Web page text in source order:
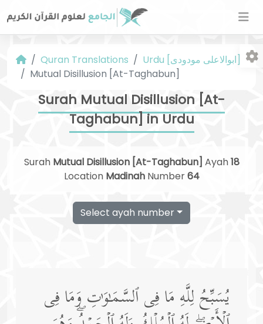
Quran Translations
Urdu [ابوالاعلی مودودی]
Mutual Disillusion [At-Taghabun]
Surah Mutual Disillusion [At-
Taghabun] in Urdu
Surah Mutual Disillusion [At-Taghabun] Ayah18
Location MadinahNumber64
Select ayah number
یُسَبِّحُ لِلَّهِ مَا فِی ٱلسَّمَـٰوَ ٰ⁠تِ وَمَا فِی